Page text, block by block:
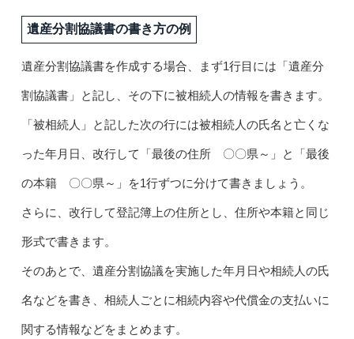
遺産分割協議書の書き方の例
遺産分割協議書を作成する場合、まず1行目には「遺産分
割協議書」と記し、その下に被相続人の情報を書きます。
「被相続人」と記した次の行には被相続人の氏名と亡くな
った年月日、改行して「最後の住所 〇〇県～」と「最後
の本籍 〇〇県～」を1行ずつに分けて書きましょう。
さらに、改行して登記簿上の住所とし、住所や本籍と同じ
形式で書きます。
そのあとで、遺産分割協議を実施した年月日や相続人の氏
名などを書き、相続人ごとに相続内容や代償金の支払いに
関する情報などをまとめます。